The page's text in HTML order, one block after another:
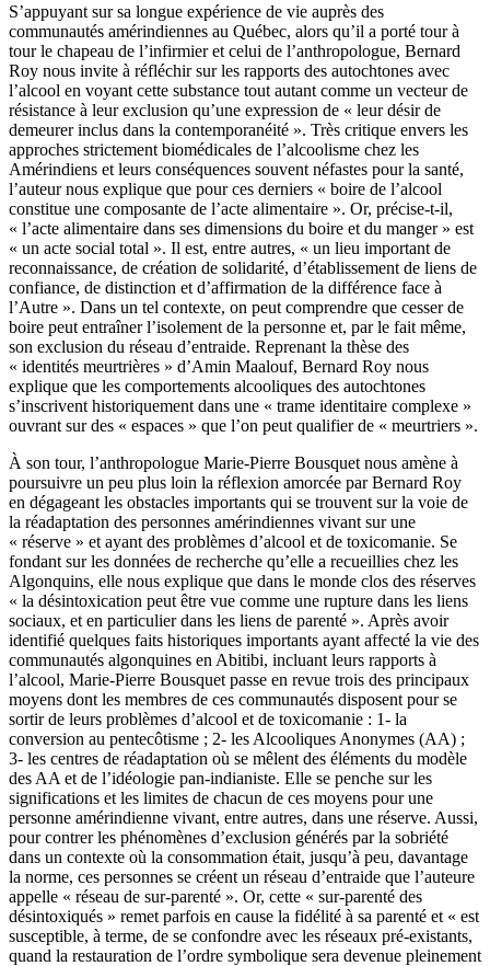
S’appuyant sur sa longue expérience de vie auprès des
communautés amérindiennes au Québec, alors qu’il a porté tour à
tour le chapeau de l’infirmier et celui de l’anthropologue, Bernard
Roy nous invite à réfléchir sur les rapports des autochtones avec
l’alcool en voyant cette substance tout autant comme un vecteur de
résistance à leur exclusion qu’une expression de « leur désir de
demeurer inclus dans la contemporanéité ». Très critique envers les
approches strictement biomédicales de l’alcoolisme chez les
Amérindiens et leurs conséquences souvent néfastes pour la santé,
l’auteur nous explique que pour ces derniers « boire de l’alcool
constitue une composante de l’acte alimentaire ». Or, précise-t-il,
« l’acte alimentaire dans ses dimensions du boire et du manger » est
« un acte social total ». Il est, entre autres, « un lieu important de
reconnaissance, de création de solidarité, d’établissement de liens de
confiance, de distinction et d’affirmation de la différence face à
l’Autre ». Dans un tel contexte, on peut comprendre que cesser de
boire peut entraîner l’isolement de la personne et, par le fait même,
son exclusion du réseau d’entraide. Reprenant la thèse des
« identités meurtrières » d’Amin Maalouf, Bernard Roy nous
explique que les comportements alcooliques des autochtones
s’inscrivent historiquement dans une « trame identitaire complexe »
ouvrant sur des « espaces » que l’on peut qualifier de « meurtriers ».
À son tour, l’anthropologue Marie-Pierre Bousquet nous amène à
poursuivre un peu plus loin la réflexion amorcée par Bernard Roy
en dégageant les obstacles importants qui se trouvent sur la voie de
la réadaptation des personnes amérindiennes vivant sur une
« réserve » et ayant des problèmes d’alcool et de toxicomanie. Se
fondant sur les données de recherche qu’elle a recueillies chez les
Algonquins, elle nous explique que dans le monde clos des réserves
« la désintoxication peut être vue comme une rupture dans les liens
sociaux, et en particulier dans les liens de parenté ». Après avoir
identifié quelques faits historiques importants ayant affecté la vie des
communautés algonquines en Abitibi, incluant leurs rapports à
l’alcool, Marie-Pierre Bousquet passe en revue trois des principaux
moyens dont les membres de ces communautés disposent pour se
sortir de leurs problèmes d’alcool et de toxicomanie : 1- la
conversion au pentecôtisme ; 2- les Alcooliques Anonymes (AA) ;
3- les centres de réadaptation où se mêlent des éléments du modèle
des AA et de l’idéologie pan-indianiste. Elle se penche sur les
significations et les limites de chacun de ces moyens pour une
personne amérindienne vivant, entre autres, dans une réserve. Aussi,
pour contrer les phénomènes d’exclusion générés par la sobriété
dans un contexte où la consommation était, jusqu’à peu, davantage
la norme, ces personnes se créent un réseau d’entraide que l’auteure
appelle « réseau de sur-parenté ». Or, cette « sur-parenté des
désintoxiqués » remet parfois en cause la fidélité à sa parenté et « est
susceptible, à terme, de se confondre avec les réseaux pré-existants,
quand la restauration de l’ordre symbolique sera devenue pleinement